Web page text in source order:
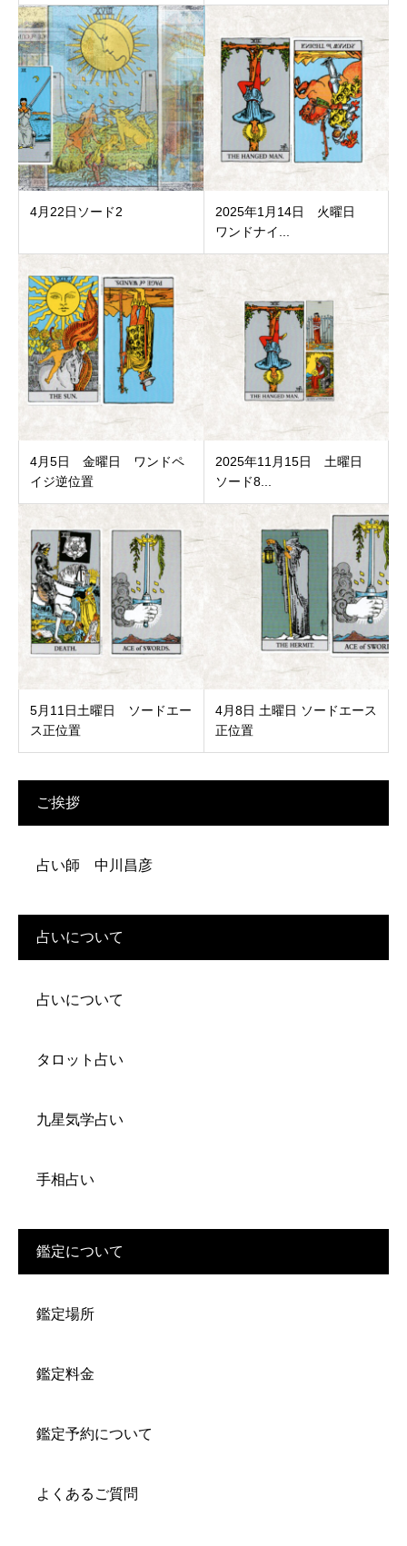
4月22日ソード2
2025年1月14日 火曜日
ワンドナイ...
4月5日 金曜日 ワンドペ
イジ逆位置
2025年11月15日 土曜日
ソード8...
5月11日土曜日 ソードエー
ス正位置
4月8日 土曜日 ソードエース
正位置
ご挨拶
占い師 中川昌彦
占いについて
占いについて
タロット占い
九星気学占い
手相占い
鑑定について
鑑定場所
鑑定料金
鑑定予約について
よくあるご質問